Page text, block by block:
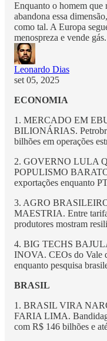
Enquanto o homem que
abandona essa
como tal. A Europa
menospreza e vende gás.
Leonardo Dias
set 05, 2025
ECONOMIA
1. MERCADO EM
BILIONÁRIAS.
bilhões em operações
2. GOVERNO LULA
POPULISMO
exportações enquanto
3. AGRO
MAESTRIA. Entre
produtores mostram
4. BIG TECHS
INOVA. CEOs do Vale
enquanto pesquisa
BRASIL
1. BRASIL VIRA
FARIA LIMA.
com R$ 146 bilhões e